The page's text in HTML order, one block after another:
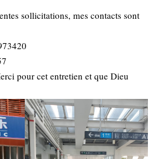
sollicitations, mes contacts sont
pour cet entretien et que Dieu